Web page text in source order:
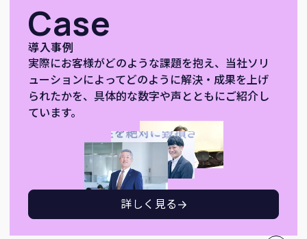
Case
導入事例
実際にお客様がどのような課題を抱え、当社ソリ
ューションによってどのように解決・成果を上げ
られたかを、具体的な数字や声とともにご紹介し
ています。
詳しく見る